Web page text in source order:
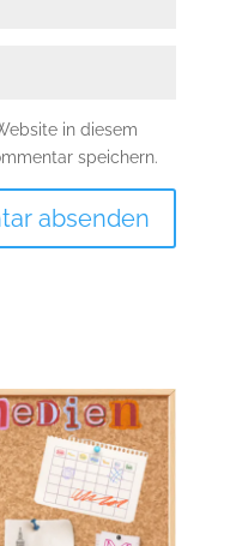
in diesem
speichern.